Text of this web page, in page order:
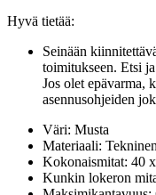
Hyvä tietää:
Seinään
toimitukseen. Etsi
Jos olet epävarma,
asennusohjeiden
Väri: Musta
Materiaali:
Kokonaismitat: 40
Kunkin lokeron